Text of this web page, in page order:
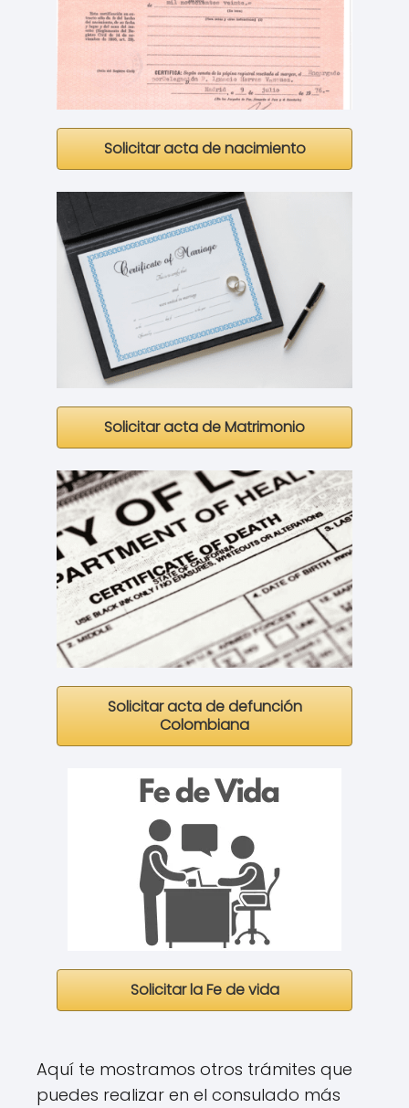
Solicitar acta de nacimiento
Solicitar acta de Matrimonio
Solicitar acta de defunción
Colombiana
Solicitar la Fe de vida
Aquí te mostramos otros trámites que
puedes realizar en el consulado más